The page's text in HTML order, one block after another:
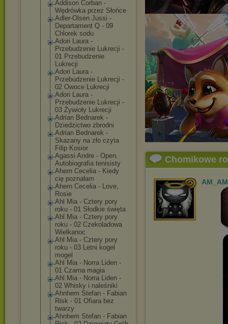
Addison Corban -
Wędrówka przez Słońce
Adler-Olsen Jussi -
Departament Q - 09
Chlorek sodu
Adori Laura -
Przebudzenie Lukrecji -
01 Przebudzenie
Lukrecji
Adori Laura -
Przebudzenie Lukrecji -
02 Owoce Lukrecji
Adori Laura -
Przebudzenie Lukrecji -
03 Żywioły Lukrecji
Adrian Bednarek -
Dziedzictwo zbrodni
Adrian Bednarek -
Skazany na zło czyta
Filip Kosior
Agassi Andre - Open.
Autobiografia tenisisty
Ahern Cecelia - Kiedy
cię poznałam
Ahern Cecelia - Love,
Rosie
Ahl Mia - Cztery pory
roku - 01 Słodkie święta
Ahl Mia - Cztery pory
roku - 02 Czekoladowa
Wielkanoc
Ahl Mia - Cztery pory
roku - 03 Letni kogel
mogel
Ahl Mia - Norra Liden -
01 Czarna magia
Ahl Mia - Norra Liden -
02 Whisky i naleśniki
Ahnhem Stefan - Fabian
Risk - 01 Ofiara bez
twarzy
Ahnhem Stefan - Fabian
Chomikowe
AM_AM